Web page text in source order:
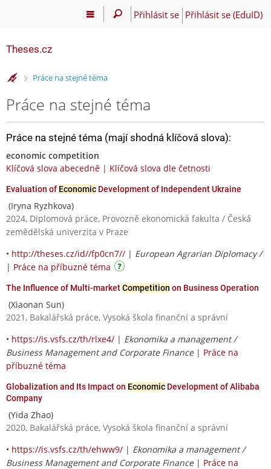
Přihlásit se Přihlásit se (EduID)
Theses.cz
>Práce na stejné téma
Práce na stejné téma
Práce na stejné téma (mají shodná klíčová slova):
economic competition
Klíčová slova abecedně | Klíčová slova dle četnosti
Evaluation of Economic Development of Independent Ukraine
(Iryna Ryzhkova)
2024, Diplomová práce, Provozně ekonomická fakulta / Česká
zemědělská univerzita v Praze
• http://theses.cz/id//fp0cn7// | European Agrarian Diplomacy /
| Práce na příbuzné téma
The Influence of Multi-marketCompetition on Business Operation
(Xiaonan Sun)
2021, Bakalářská práce, Vysoká škola finanční a správní
• https://is.vsfs.cz/th/rlxe4/ | Ekonomika a management /
Business Management and Corporate Finance| Práce na
příbuzné téma
Globalization and Its Impact on Economic Development of Alibaba
Company
(Yida Zhao)
2020, Bakalářská práce, Vysoká škola finanční a správní
• https://is.vsfs.cz/th/ehww9/ | Ekonomika a management /
Business Management and Corporate Finance| Práce na